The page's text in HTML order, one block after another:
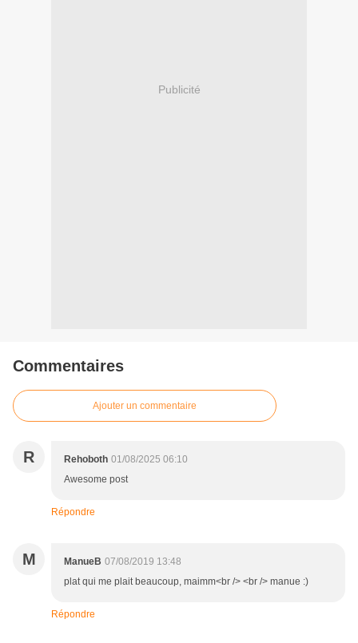
Publicité
Commentaires
Ajouter un commentaire
R Rehoboth 01/08/2025 06:10
Awesome post
Répondre
M ManueB 07/08/2019 13:48
plat qui me plait beaucoup, maimm<br /> <br /> manue :)
Répondre